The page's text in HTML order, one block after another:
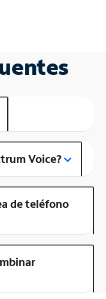
Voice?
de teléfono